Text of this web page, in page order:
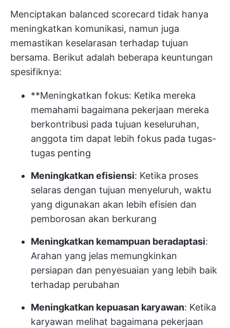
Menciptakan balanced scorecard tidak hanya
meningkatkan komunikasi, namun juga
memastikan keselarasan terhadap tujuan
bersama. Berikut adalah beberapa keuntungan
spesifiknya:
**Meningkatkan fokus: Ketika mereka
memahami bagaimana pekerjaan mereka
berkontribusi pada tujuan keseluruhan,
anggota tim dapat lebih fokus pada tugas-
tugas penting
Meningkatkan efisiensi: Ketika proses
selaras dengan tujuan menyeluruh, waktu
yang digunakan akan lebih efisien dan
pemborosan akan berkurang
Meningkatkan kemampuan beradaptasi:
Arahan yang jelas memungkinkan
persiapan dan penyesuaian yang lebih baik
terhadap perubahan
Meningkatkan kepuasan karyawan: Ketika
karyawan melihat bagaimana pekerjaan